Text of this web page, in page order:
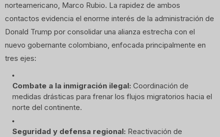
norteamericano, Marco Rubio. La rapidez de ambos
contactos evidencia el enorme interés de la administración de
Donald Trump por consolidar una alianza estrecha con el
nuevo gobernante colombiano, enfocada principalmente en
tres ejes:
Combate a la inmigración ilegal: Coordinación de
medidas drásticas para frenar los flujos migratorios hacia el
norte del continente.
Seguridad y defensa regional: Reactivación de